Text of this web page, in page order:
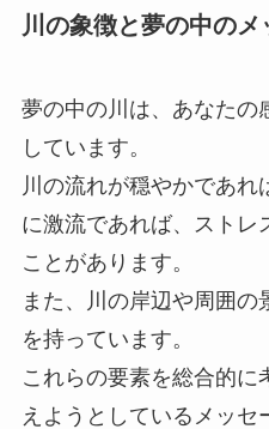
川の象徴と夢の中のメ
夢の中の川は、あなたの
しています。
川の流れが穏やかであれ
に激流であれば、ストレ
ことがあります。
また、川の岸辺や周囲
を持っています。
これらの要素を総合的に
えようとしているメッセ